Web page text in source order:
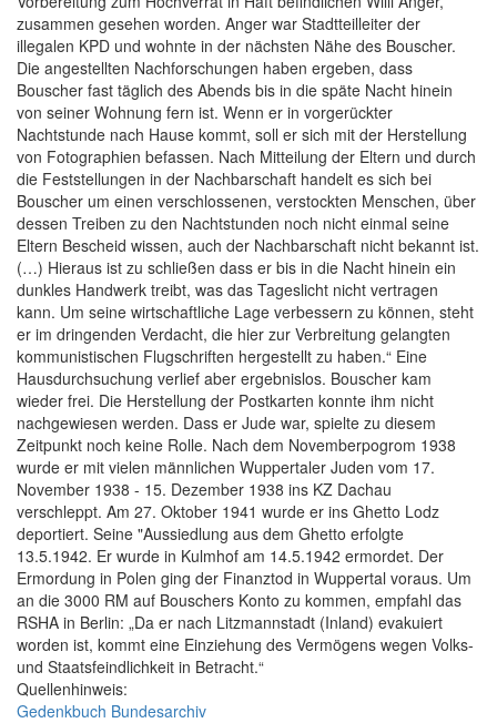
zusammen gesehen worden. Anger war Stadtteilleiter der
illegalen KPD und wohnte in der nächsten Nähe des Bouscher.
Die angestellten Nachforschungen haben ergeben, dass
Bouscher fast täglich des Abends bis in die späte Nacht hinein
von seiner Wohnung fern ist. Wenn er in vorgerückter
Nachtstunde nach Hause kommt, soll er sich mit der Herstellung
von Fotographien befassen. Nach Mitteilung der Eltern und durch
die Feststellungen in der Nachbarschaft handelt es sich bei
Bouscher um einen verschlossenen, verstockten Menschen, über
dessen Treiben zu den Nachtstunden noch nicht einmal seine
Eltern Bescheid wissen, auch der Nachbarschaft nicht bekannt ist.
(…) Hieraus ist zu schließen dass er bis in die Nacht hinein ein
dunkles Handwerk treibt, was das Tageslicht nicht vertragen
kann. Um seine wirtschaftliche Lage verbessern zu können, steht
er im dringenden Verdacht, die hier zur Verbreitung gelangten
kommunistischen Flugschriften hergestellt zu haben.“ Eine
Hausdurchsuchung verlief aber ergebnislos. Bouscher kam
wieder frei. Die Herstellung der Postkarten konnte ihm nicht
nachgewiesen werden. Dass er Jude war, spielte zu diesem
Zeitpunkt noch keine Rolle. Nach dem Novemberpogrom 1938
wurde er mit vielen männlichen Wuppertaler Juden vom 17.
November 1938 - 15. Dezember 1938 ins KZ Dachau
verschleppt. Am 27. Oktober 1941 wurde er ins Ghetto Lodz
deportiert. Seine "Aussiedlung aus dem Ghetto erfolgte
13.5.1942. Er wurde in Kulmhof am 14.5.1942 ermordet. Der
Ermordung in Polen ging der Finanztod in Wuppertal voraus. Um
an die 3000 RM auf Bouschers Konto zu kommen, empfahl das
RSHA in Berlin: „Da er nach Litzmannstadt (Inland) evakuiert
worden ist, kommt eine Einziehung des Vermögens wegen Volks-
und Staatsfeindlichkeit in Betracht.“
Quellenhinweis:
Gedenkbuch Bundesarchiv